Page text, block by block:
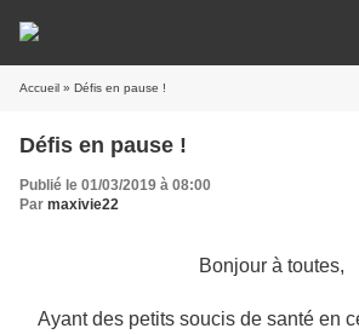
Accueil » Défis en pause !
Défis en pause !
Publié le 01/03/2019 à 08:00
Par maxivie22
Bonjour à toutes,
Ayant des petits soucis de santé en